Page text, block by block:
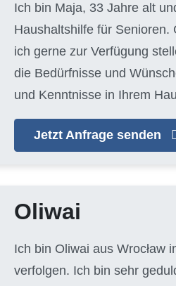
Ich bin Maja, 33 Jahre alt
Haushaltshilfe für
ich gerne zur Verfügung
die Bedürfnisse und
und Kenntnisse in Ihrem
Jetzt Anfrage senden
Oliwai
Ich bin Oliwai aus Wrocław
verfolgen. Ich bin sehr